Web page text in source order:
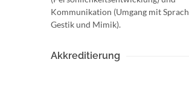
Kommunikation (Umgang mit
Gestik und Mimik).
Akkreditierung